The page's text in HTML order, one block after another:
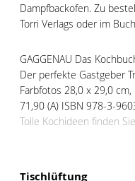
Dampfbackofen. Zu
Torri Verlags oder im
GAGGENAU Das
Der perfekte Gastgeber
Farbfotos 28,0 x 29,0
71,90 (A) ISBN 978-3-
Tolle Kochideen finden
Tischlüftung